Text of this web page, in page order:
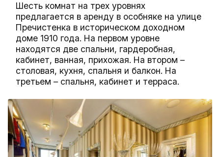
Шесть комнат на трех уровнях
предлагается в аренду в особняке на улице
Пречистенка в историческом доходном
доме 1910 года. На первом уровне
находятся две спальни, гардеробная,
кабинет, ванная, прихожая. На втором –
столовая, кухня, спальня и балкон. На
третьем – спальня, кабинет и терраса.